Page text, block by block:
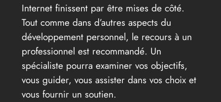
Internet finissent par être mises de côté.
Tout comme dans d’autres aspects du
développement personnel, le recours à un
professionnel est recommandé. Un
spécialiste pourra examiner vos objectifs,
vous guider, vous assister dans vos choix et
vous fournir un soutien.